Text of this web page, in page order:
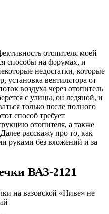
отопителя моей
способы на форумах, и
недостатки, которые
установка вентилятора от
воздуха через отопитель
с улицы, он ледяной, и
только после полного
способ требует
отопителя, а также
расскажу про то, как
руками без вложений и за
ВАЗ-2121
на вазовской «Ниве» не